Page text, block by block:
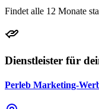
Findet alle 12 Monate
Dienstleister für
Perleb Marketing-